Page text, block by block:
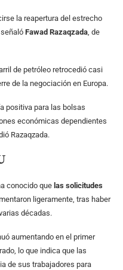
la reapertura del estrecho
Fawad Razaqzada, de
de petróleo retrocedió casi
de la negociación en Europa.
positiva para las bolsas
económicas dependientes
Razaqzada.
conocido que las solicitudes
ligeramente, tras haber
décadas.
aumentando en el primer
lo que indica que las
de sus trabajadores para